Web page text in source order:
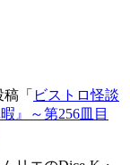
「 ビストロ怪談
』～第256皿目